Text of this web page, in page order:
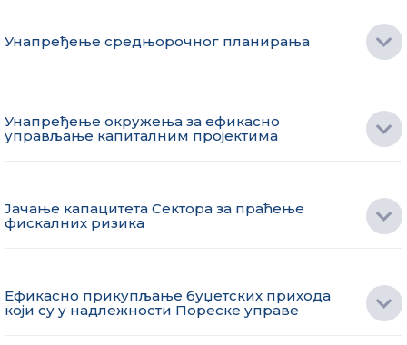
Унапређење средњорочног планирања
Унапређење окружења за ефикасно
управљање капиталним пројектима
Јачање капацитета Сектора за праћење
фискалних ризика
Ефикасно прикупљање буџетских прихода
који су у надлежности Пореске управе